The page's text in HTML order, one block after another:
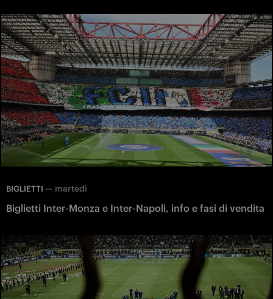
BIGLIETTI — martedì
Biglietti Inter-Monza e Inter-Napoli, info e fasi di vendita